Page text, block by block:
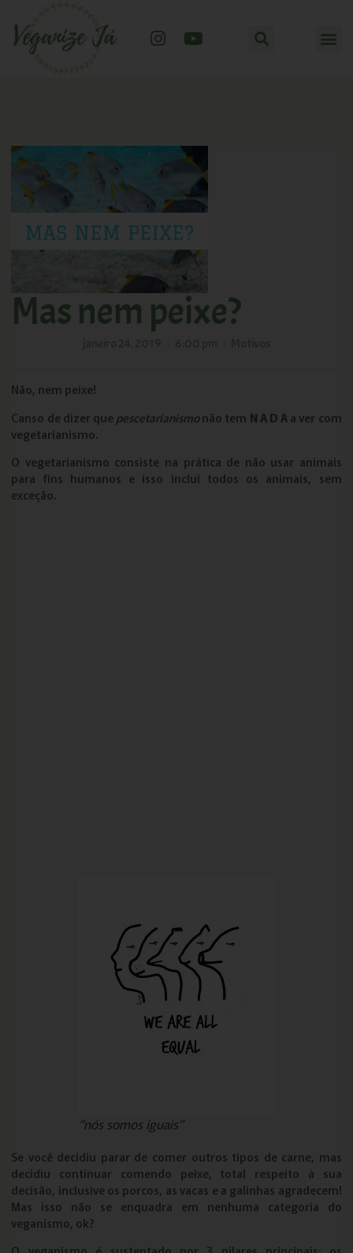
Mas nem peixe?
Não, nem peixe!
Canso de dizer que pescetarianismonão tem N A D Aa ver com
vegetarianismo.
O vegetarianismo consiste na prática de não usar animais
para fins humanos e isso inclui todos os animais, sem
exceção.
“nós somos iguais”
Se você decidiu parar de comer outros tipos de carne, mas
decidiu continuar comendo peixe, total respeito à sua
decisão, inclusive os porcos, as vacas e a galinhas agradecem!
Mas isso não se enquadra em nenhuma categoria do
veganismo, ok?